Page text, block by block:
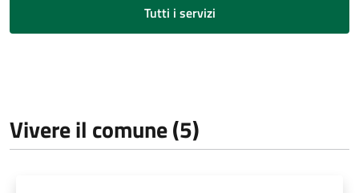
Tutti i servizi
Vivere il comune (5)